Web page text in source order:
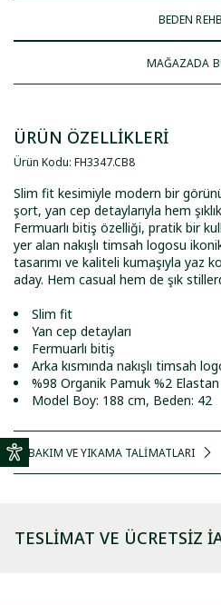
BEDEN
MAĞAZADA
ÜRÜN ÖZELLİKLERİ
Ürün Kodu: FH3347.CB8
Slim fit kesimiyle modern bir
şort, yan cep detaylarıyla hem
Fermuarlı bitiş özelliği, pratik bir
yer alan nakışlı timsah logosu
tasarımı ve kaliteli kumaşıyla yaz
aday. Hem casual hem de şık
Slim fit
Yan cep detayları
Fermuarlı bitiş
Arka kısmında nakışlı timsah
%98 Organik Pamuk %2 Elastan
Model Boy: 188 cm, Beden: 42
BAKIM VE YIKAMA TALİMATLARI
TESLIMAT VE ÜCRETSIZ